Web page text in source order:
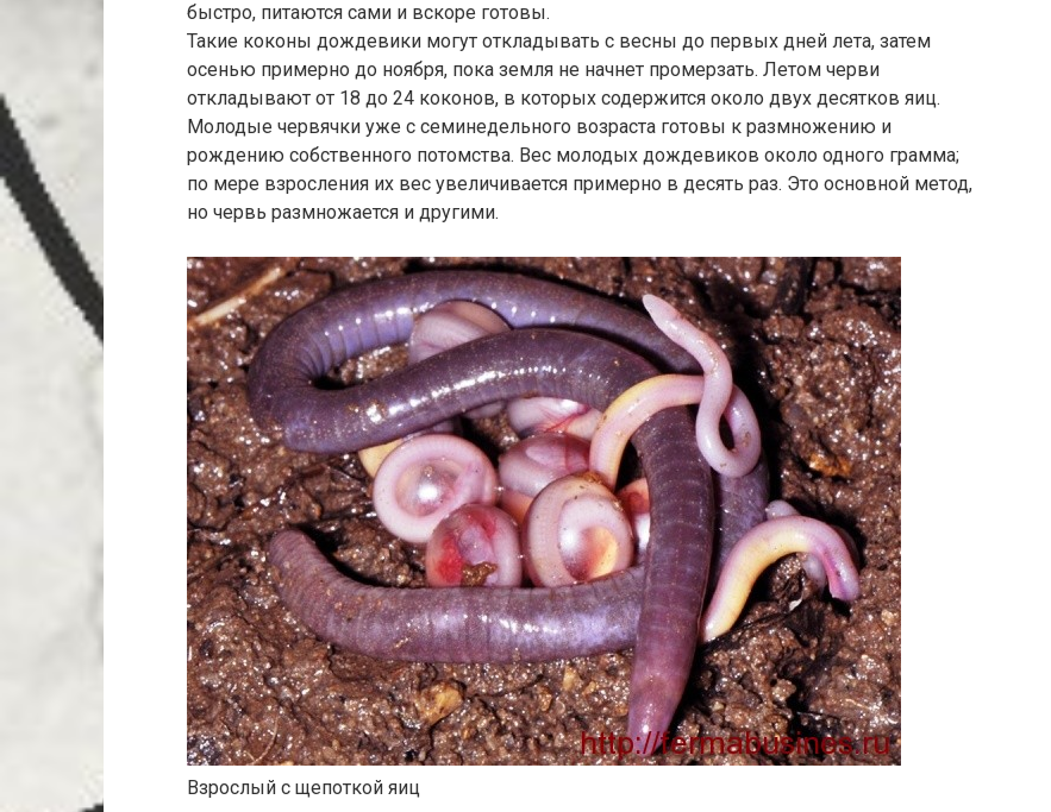
быстро, питаются сами и вскоре готовы.
Такие коконы дождевики могут откладывать с весны до первых дней лета, затем
осенью примерно до ноября, пока земля не начнет промерзать. Летом черви
откладывают от 18 до 24 коконов, в которых содержится около двух десятков яиц.
Молодые червячки уже с семинедельного возраста готовы к размножению и
рождению собственного потомства. Вес молодых дождевиков около одного грамма;
по мере взросления их вес увеличивается примерно в десять раз. Это основной метод,
но червь размножается и другими.
Взрослый с щепоткой яиц